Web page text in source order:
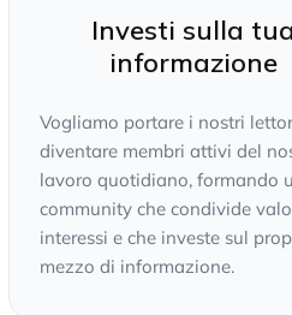
Investi sulla
informazione
Vogliamo portare i nostri
diventare membri attivi del
lavoro quotidiano, formando
community che condivide
interessi e che investe sul
mezzo di informazione.